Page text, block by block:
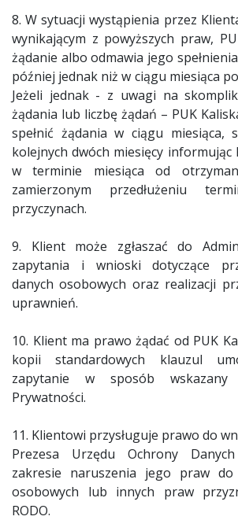
8. W sytuacji wystąpienia przez
wynikającym z powyższych praw,
żądanie albo odmawia jego
później jednak niż w ciągu miesiąca
Jeżeli jednak - z uwagi na
żądania lub liczbę żądań – PUK
spełnić żądania w ciągu miesiąca,
kolejnych dwóch miesięcy
w terminie miesiąca od
zamierzonym przedłużeniu
przyczynach.
9. Klient może zgłaszać do
zapytania i wnioski dotyczące
danych osobowych oraz realizacji
uprawnień.
10. Klient ma prawo żądać od PUK
kopii standardowych klauzul
zapytanie w sposób
Prywatności.
11. Klientowi przysługuje prawo do
Prezesa Urzędu Ochrony
zakresie naruszenia jego praw do
osobowych lub innych praw
RODO.